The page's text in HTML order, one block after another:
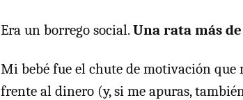
Era un borrego social.Una rata más
Mi bebé fue el chute de motivación
frente al dinero (y, si me apuras,